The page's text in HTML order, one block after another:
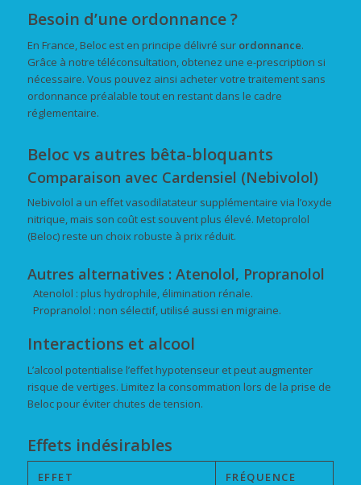
Besoin d’une ordonnance ?
En France, Beloc est en principe délivré sur ordonnance.
Grâce à notre téléconsultation, obtenez une e-prescription si
nécessaire. Vous pouvez ainsi acheter votre traitement sans
ordonnance préalable tout en restant dans le cadre
réglementaire.
Beloc vs autres bêta-bloquants
Comparaison avec Cardensiel (Nebivolol)
Nebivolol a un effet vasodilatateur supplémentaire via l’oxyde
nitrique, mais son coût est souvent plus élevé. Metoprolol
(Beloc) reste un choix robuste à prix réduit.
Autres alternatives : Atenolol, Propranolol
Atenolol : plus hydrophile, élimination rénale.
Propranolol : non sélectif, utilisé aussi en migraine.
Interactions et alcool
L’alcool potentialise l’effet hypotenseur et peut augmenter
risque de vertiges. Limitez la consommation lors de la prise de
Beloc pour éviter chutes de tension.
Effets indésirables
EFFET FRÉQUENCE